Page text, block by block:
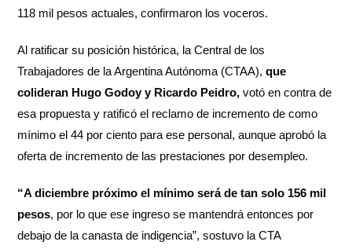
118 mil pesos actuales, confirmaron los voceros.
Al ratificar su posición histórica, la Central de los
Trabajadores de la Argentina Autónoma (CTAA),que
colideran Hugo Godoy y Ricardo Peidro, votó en contra de
esa propuesta y ratificó el reclamo de incremento de como
mínimo el 44 por ciento para ese personal, aunque aprobó la
oferta de incremento de las prestaciones por desempleo.
“A diciembre próximo el mínimo será de tan solo 156 mil
pesos, por lo que ese ingreso se mantendrá entonces por
debajo de la canasta de indigencia”, sostuvo la CTA